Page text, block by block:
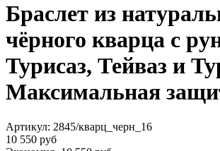
Браслет из
чёрного кварца с
Турисаз, Тейваз и
Максимальная
Артикул: 2845/кварц_черн_16
10 550 руб